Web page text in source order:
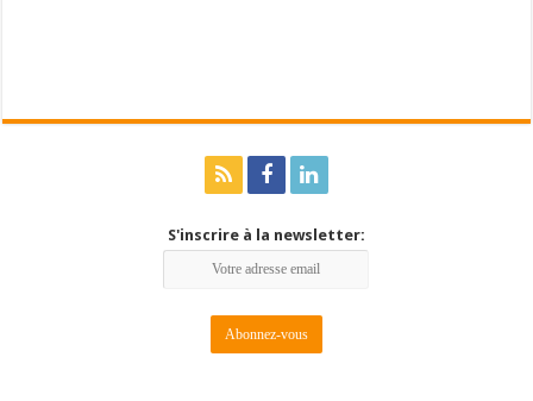
S'inscrire à la newsletter: